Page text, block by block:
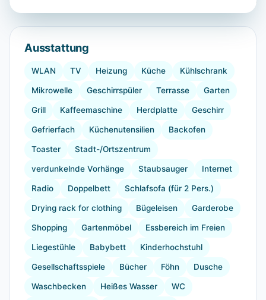
Ausstattung
WLAN TV Heizung Küche Kühlschrank
Mikrowelle Geschirrspüler Terrasse Garten
Grill Kaffeemaschine Herdplatte Geschirr
Gefrierfach Küchenutensilien Backofen
Toaster Stadt-/Ortszentrum
verdunkelnde Vorhänge Staubsauger Internet
Radio Doppelbett Schlafsofa (für 2 Pers.)
Drying rack for clothing Bügeleisen Garderobe
Shopping Gartenmöbel Essbereich im Freien
Liegestühle Babybett Kinderhochstuhl
Gesellschaftsspiele Bücher Föhn Dusche
Waschbecken Heißes Wasser WC